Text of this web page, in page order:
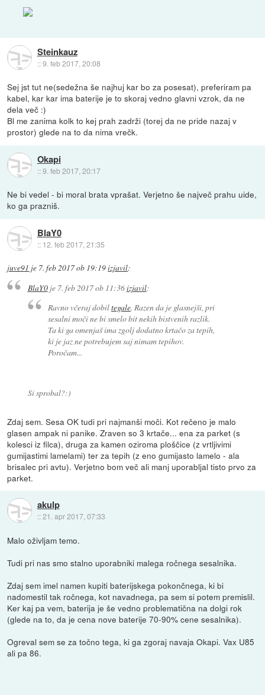
Steinkauz
::9. feb 2017, 20:08
Sej jst tut ne(sedežna še najhuj kar bo za posesat), preferiram pa
kabel, kar kar ima baterije je to skoraj vedno glavni vzrok, da ne
dela več :)
Bl me zanima kolk to kej prah zadrži (torej da ne pride nazaj v
prostor) glede na to da nima vrečk.
Okapi
::9. feb 2017, 20:17
Ne bi vedel - bi moral brata vprašat. Verjetno še največ prahu uide,
ko ga prazniš.
BlaY0
:: 12. feb 2017, 21:35
juve91 je 7. feb 2017 ob 19:19izjavil:
BlaY0je 7. feb 2017 ob 11:36izjavil:
Ravno včeraj dobiltegale. Razen da je glasnejši, pri
sesalni moči ne bi smelo bit nekih bistvenih razlik.
Ta ki ga omenjaš ima zgolj dodatno krtačo za tepih,
ki je jaz ne potrebujem saj nimam tepihov.
Poročam...
Si sprobal?:)
Zdaj sem. Sesa OK tudi pri najmanši moči. Kot rečeno je malo
glasen ampak ni panike. Zraven so 3 krtače... ena za parket (s
kolesci iz filca), druga za kamen oziroma ploščice (z vrtljivimi
gumijastimi lamelami) ter za tepih (z eno gumijasto lamelo - ala
brisalec pri avtu). Verjetno bom več ali manj uporabljal tisto prvo za
parket.
akulp
::21. apr 2017, 07:33
Malo oživljam temo.
Tudi pri nas smo stalno uporabniki malega ročnega sesalnika.
Zdaj sem imel namen kupiti baterijskega pokončnega, ki bi
nadomestil tak ročnega, kot navadnega, pa sem si potem premislil.
Ker kaj pa vem, baterija je še vedno problematična na dolgi rok
(glede na to, da je cena nove baterije 70-90% cene sesalnika).
Ogreval sem se za točno tega, ki ga zgoraj navaja Okapi. Vax U85
ali pa 86.